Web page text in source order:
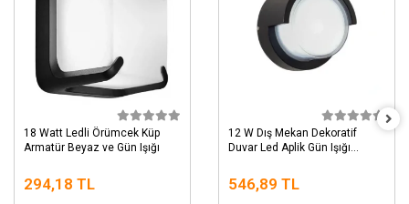
18 Watt Ledli Örümcek Küp
Armatür Beyaz ve Gün Işığı
294,18 TL
12 W Dış Mekan Dekoratif
Duvar Led Aplik Gün Işığı
546,89 TL